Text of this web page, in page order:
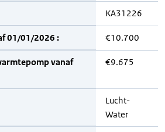
KA31226
01/01/2026 : €10.700
vanaf
€9.675
Lucht-
Water